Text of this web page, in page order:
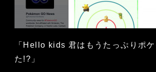
「Hello kids 君はもうたっぷりポケ
た!?」